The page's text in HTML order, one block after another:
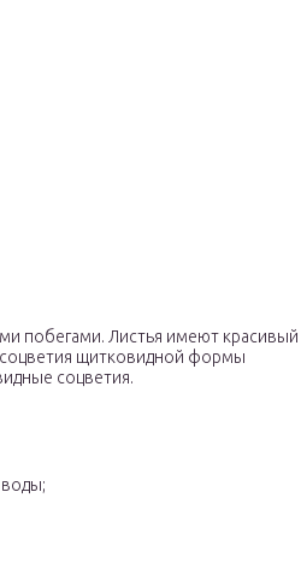
побегами. Листья имеют красивый
щитковидной формы
соцветия.